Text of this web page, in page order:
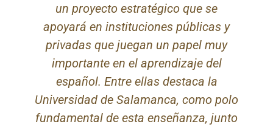
un proyecto estratégico que se
apoyará en instituciones públicas y
privadas que juegan un papel muy
importante en el aprendizaje del
español. Entre ellas destaca la
Universidad de Salamanca, como polo
fundamental de esta enseñanza, junto